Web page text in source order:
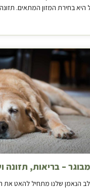
בחירת המזון המתאים.
– בריאות, תזונה
הנאמן שלנו מתחיל להאט את